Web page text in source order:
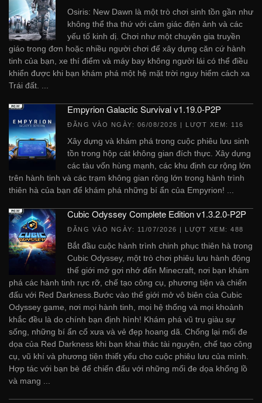
Osiris: New Dawn là một trò chơi sinh tồn gần như
không thể tha thứ với cảm giác điện ảnh và các
yếu tố kinh dị. Chơi như một chuyên gia truyền
giáo trong đơn hoặc nhiều người chơi để xây dựng căn cứ hành
tinh của bạn, xe thí điểm và máy bay không người lái có thể điều
khiển được khi bạn khám phá một hệ mặt trời nguy hiểm cách xa
Trái đất. ...
Empyrion Galactic Survival v1.19.0-P2P
ĐĂNG VÀO NGÀY: 06/08/2026 | LƯỢT XEM: 116
Xây dựng và khám phá trong cuộc phiêu lưu sinh
tồn trong hộp cát không gian đích thực. Xây dựng
các tàu vốn hùng mạnh, các khu định cư rộng lớn
trên hành tinh và các trạm không gian rộng lớn trong hành trình
thiên hà của bạn để khám phá những bí ẩn của Empyrion! ...
Cubic Odyssey Complete Edition v1.3.2.0-P2P
ĐĂNG VÀO NGÀY: 11/07/2026 | LƯỢT XEM: 488
Bắt đầu cuộc hành trình chinh phục thiên hà trong
Cubic Odyssey, một trò chơi phiêu lưu hành động
thế giới mở gợi nhớ đến Minecraft, nơi bạn khám
phá các hành tinh rực rỡ, chế tạo công cụ, phương tiện và chiến
đấu với Red Darkness.Bước vào thế giới mở vô biên của Cubic
Odyssey game, nơi mọi hành tinh, mọi hệ thống và mọi khoảnh
khắc đều là do chính bạn định hình! Khám phá vũ trụ giàu sự
sống, những bí ẩn cổ xưa và vẻ đẹp hoang dã. Chống lại mối đe
dọa của Red Darkness khi bạn khai thác tài nguyên, chế tạo công
cụ, vũ khí và phương tiện thiết yếu cho cuộc phiêu lưu của mình.
Hợp tác với bạn bè để chiến đấu với những mối đe dọa khổng lồ
và mang ...